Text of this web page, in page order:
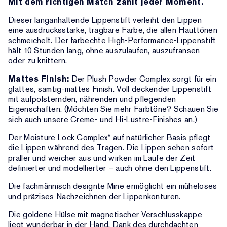
Dieser langanhaltende Lippenstift verleiht den Lippen
eine ausdrucksstarke, tragbare Farbe, die allen Hauttönen
schmeichelt. Der farbechte High-Performance-Lippenstift
hält 10 Stunden lang, ohne auszulaufen, auszufransen
oder zu knittern.
Mattes Finish: Der Plush Powder Complex sorgt für ein
glattes, samtig-mattes Finish. Voll deckender Lippenstift
mit aufpolsternden, nährenden und pflegenden
Eigenschaften. (Möchten Sie mehr Farbtöne? Schauen Sie
sich auch unsere Creme- und Hi-Lustre-Finishes an.)
Der Moisture Lock Complex* auf natürlicher Basis pflegt
die Lippen während des Tragen. Die Lippen sehen sofort
praller und weicher aus und wirken im Laufe der Zeit
definierter und modellierter – auch ohne den Lippenstift.
Die fachmännisch designte Mine ermöglicht ein müheloses
und präzises Nachzeichnen der Lippenkonturen.
Die goldene Hülse mit magnetischer Verschlusskappe
liegt wunderbar in der Hand. Dank des durchdachten